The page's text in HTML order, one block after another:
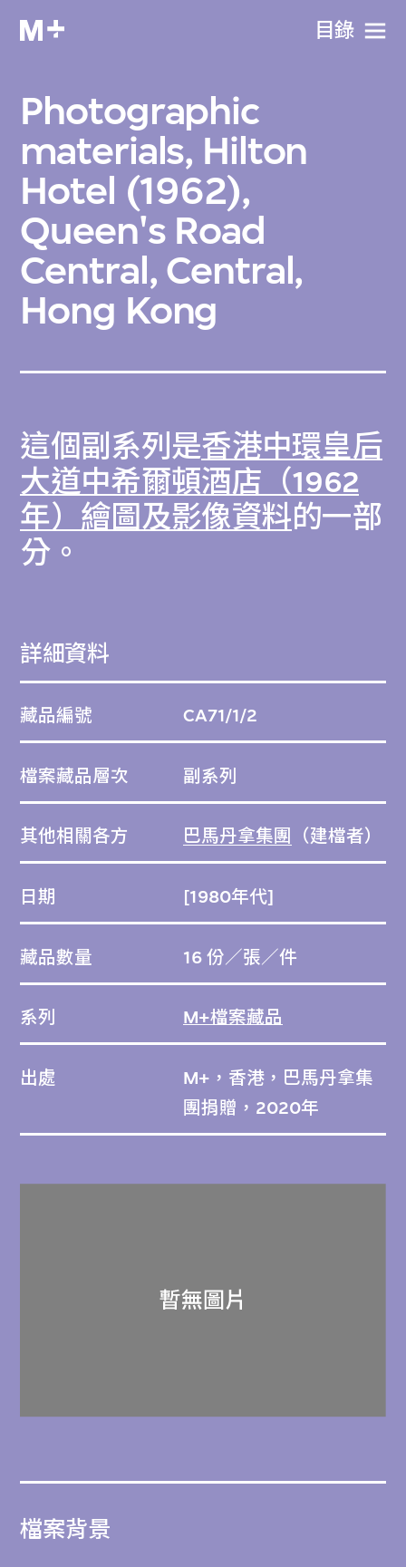
目​錄
Photographic
materials, Hilton
Hotel (1962),
Queen's Road
Central, Central,
Hong Kong
這個副系列是香港中環皇后
大道中希爾頓酒店（1962
年）繪圖及影像資料的一部
分。
詳細資料
藏品編號 CA71/1/2
檔案藏品層次 副系列
其他相關各方 巴馬丹拿集團 （建檔者）
日期 [1980年代]
藏品數量 16 份／張／件
系列 M+檔案藏品
出處
M+，香港，巴馬丹拿集
團捐贈，2020年
檔案背景